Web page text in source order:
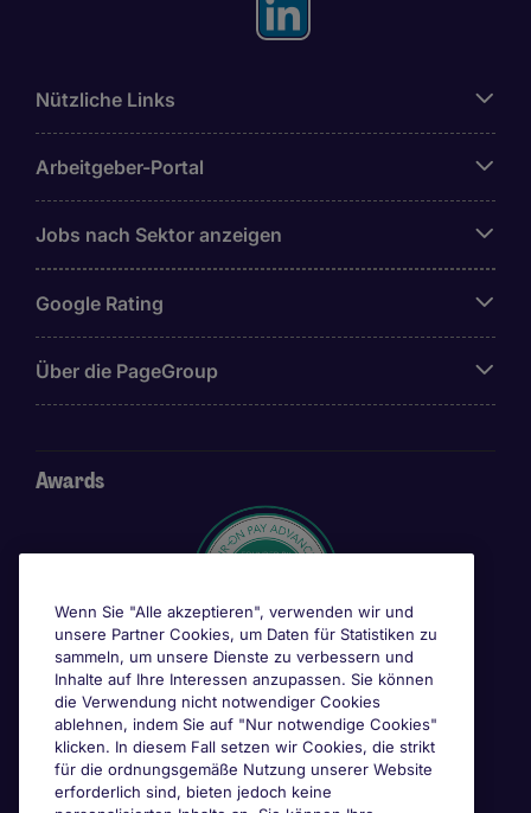
Nützliche Links
Arbeitgeber-Portal
Jobs nach Sektor anzeigen
Google Rating
Über die PageGroup
Awards
Wenn Sie "Alle akzeptieren", verwenden wir und
unsere Partner Cookies, um Daten für Statistiken zu
sammeln, um unsere Dienste zu verbessern und
Inhalte auf Ihre Interessen anzupassen. Sie können
die Verwendung nicht notwendiger Cookies
ablehnen, indem Sie auf "Nur notwendige Cookies"
klicken. In diesem Fall setzen wir Cookies, die strikt
für die ordnungsgemäße Nutzung unserer Website
erforderlich sind, bieten jedoch keine